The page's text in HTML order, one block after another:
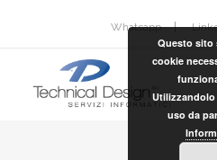
Whatsapp
Questo sito
cookie
uso da